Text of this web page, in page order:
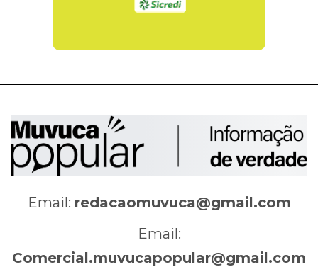
Email: redacaomuvuca@gmail.com
Email:
Comercial.muvucapopular@gmail.com